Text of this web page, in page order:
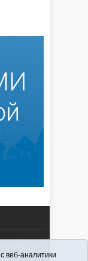
веб-аналитики